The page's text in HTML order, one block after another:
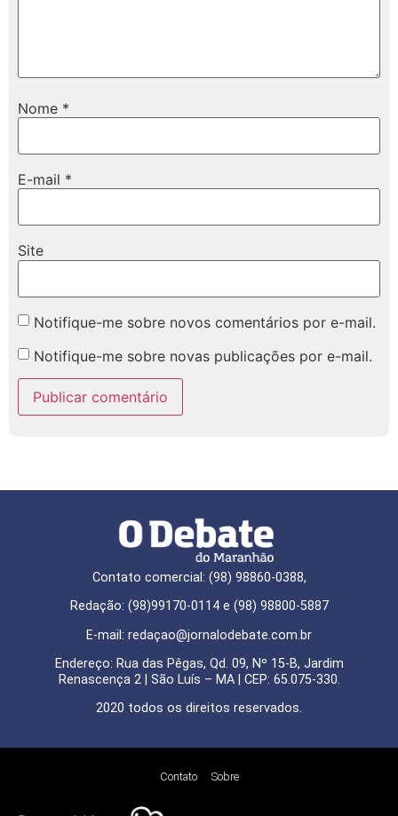
Nome *
E-mail *
Site
Notifique-me sobre novos comentários por e-mail.
Notifique-me sobre novas publicações por e-mail.
Contato comercial: (98) 98860-0388,
Redação: (98)99170-0114 e (98) 98800-5887
E-mail: redaçao@jornalodebate.com.br
Endereço: Rua das Pêgas, Qd. 09, Nº 15-B, Jardim
Renascença 2 | São Luís – MA | CEP: 65.075-330.
2020 todos os direitos reservados.
Contato Sobre